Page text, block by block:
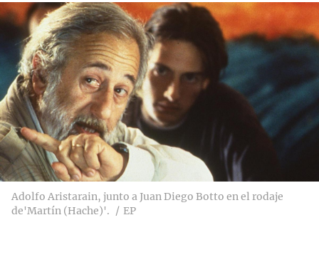
Adolfo Aristarain, junto a Juan Diego Botto en el rodaje
de'Martín (Hache)'.
EP